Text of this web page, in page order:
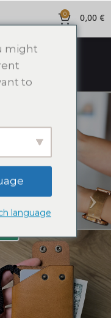
0 0,00 €
might
to
language